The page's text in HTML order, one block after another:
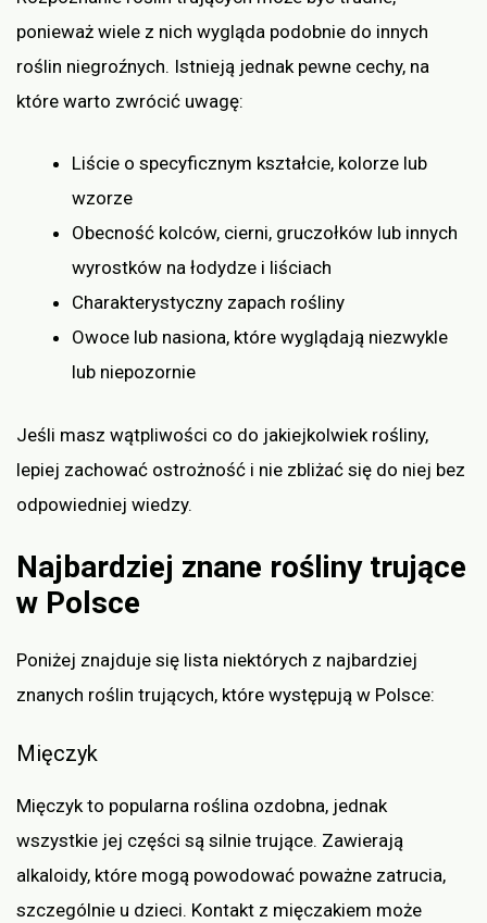
ponieważ wiele z nich wygląda podobnie do innych
roślin niegroźnych. Istnieją jednak pewne cechy, na
które warto zwrócić uwagę:
Liście o specyficznym kształcie, kolorze lub
wzorze
Obecność kolców, cierni, gruczołków lub innych
wyrostków na łodydze i liściach
Charakterystyczny zapach rośliny
Owoce lub nasiona, które wyglądają niezwykle
lub niepozornie
Jeśli masz wątpliwości co do jakiejkolwiek rośliny,
lepiej zachować ostrożność i nie zbliżać się do niej bez
odpowiedniej wiedzy.
Najbardziej znane rośliny trujące
w Polsce
Poniżej znajduje się lista niektórych z najbardziej
znanych roślin trujących, które występują w Polsce:
Mięczyk
Mięczyk to popularna roślina ozdobna, jednak
wszystkie jej części są silnie trujące. Zawierają
alkaloidy, które mogą powodować poważne zatrucia,
szczególnie u dzieci. Kontakt z mięczakiem może